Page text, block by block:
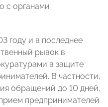
с органами
году и в последнее
рывок в
в защите
В частности,
обращений до 10 дней,
предпринимателей